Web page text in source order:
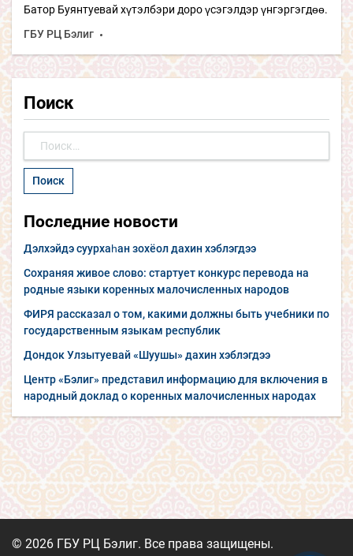
Батор Буянтуевай хүтэлбэри доро үсэгэлдэр үнгэргэгдөө.
ГБУ РЦ Бэлиг
Поиск
Последние новости
Дэлхэйдэ суурхаһан зохёол дахин хэблэгдээ
Сохраняя живое слово: стартует конкурс перевода на
родные языки коренных малочисленных народов
ФИРЯ рассказал о том, какими должны быть учебники по
государственным языкам республик
Дондок Улзытуевай «Шуушы» дахин хэблэгдээ
Центр «Бэлиг» представил информацию для включения в
народный доклад о коренных малочисленных народах
© 2026 ГБУ РЦ Бэлиг. Все права защищены.